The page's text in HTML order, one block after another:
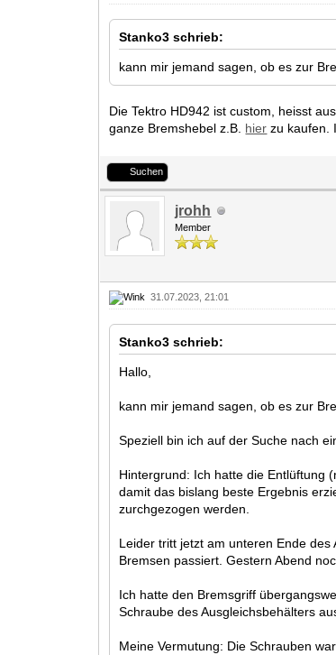
Stanko3 schrieb:
kann mir jemand sagen, ob es zur
Die Tektro HD942 ist custom, heisst
ganze Bremshebel z.B. hier zu kaufen.
Suchen
jrohh
Member
31.07.2023, 21:01
Stanko3 schrieb:
Hallo,
kann mir jemand sagen, ob es zur
Speziell bin ich auf der Suche nach
Hintergrund: Ich hatte die Entlüftung
damit das bislang beste Ergebnis
zurchgezogen werden.
Leider tritt jetzt am unteren Ende
Bremsen passiert. Gestern Abend
Ich hatte den Bremsgriff
Schraube des Ausgleichsbehälters
Meine Vermutung: Die Schrauben